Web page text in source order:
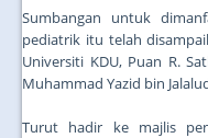
Sumbangan untuk
pediatrik itu telah
Universiti KDU, Puan R.
Muhammad Yazid bin
Turut hadir ke majlis